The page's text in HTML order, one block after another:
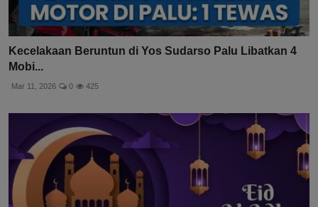
Kecelakaan Beruntun di Yos Sudarso Palu Libatkan 4
Mobi...
Mar 11, 2026 0 425